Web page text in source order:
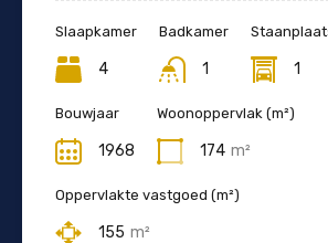
Slaapkamer
4
Badkamer
1 1
Bouwjaar
1968
Woonoppervlak (m²)
174 m²
Oppervlakte vastgoed (m²)
155 m²